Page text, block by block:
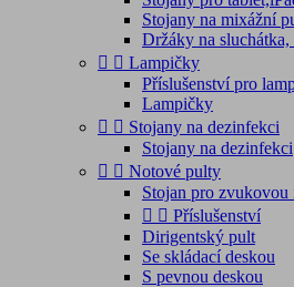
Stojany na mixážní
Držáky na sluchátka,
  Lampičky
Příslušenství pro
Lampičky
  Stojany na dezinfekci
Stojany na dezinfekci
  Notové pulty
Stojan pro zvukovou
  Příslušenství
Dirigentský pult
Se skládací deskou
S pevnou deskou